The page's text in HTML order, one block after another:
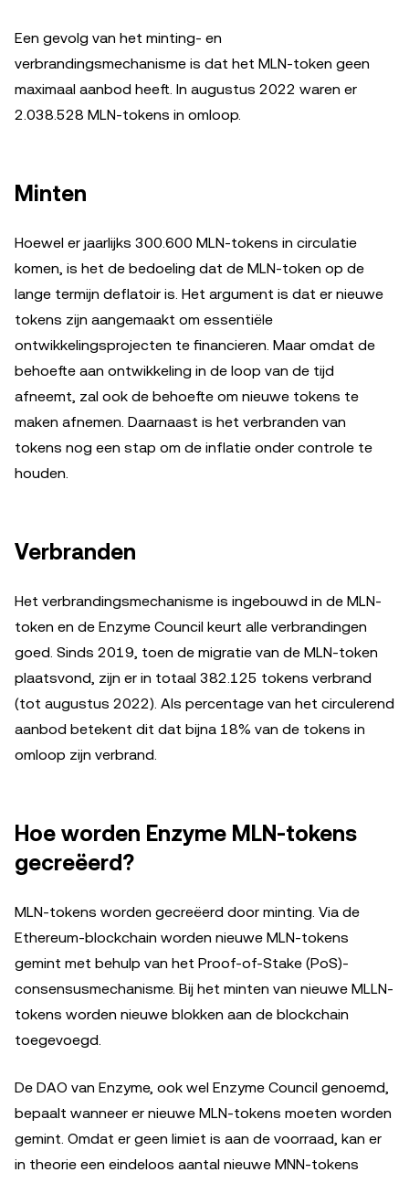
Een gevolg van het minting- en
verbrandingsmechanisme is dat het MLN-token geen
maximaal aanbod heeft. In augustus 2022 waren er
2.038.528 MLN-tokens in omloop.
Minten
Hoewel er jaarlijks 300.600 MLN-tokens in circulatie
komen, is het de bedoeling dat de MLN-token op de
lange termijn deflatoir is. Het argument is dat er nieuwe
tokens zijn aangemaakt om essentiële
ontwikkelingsprojecten te financieren. Maar omdat de
behoefte aan ontwikkeling in de loop van de tijd
afneemt, zal ook de behoefte om nieuwe tokens te
maken afnemen. Daarnaast is het verbranden van
tokens nog een stap om de inflatie onder controle te
houden.
Verbranden
Het verbrandingsmechanisme is ingebouwd in de MLN-
token en de Enzyme Council keurt alle verbrandingen
goed. Sinds 2019, toen de migratie van de MLN-token
plaatsvond, zijn er in totaal 382.125 tokens verbrand
(tot augustus 2022). Als percentage van het circulerend
aanbod betekent dit dat bijna 18% van de tokens in
omloop zijn verbrand.
Hoe worden Enzyme MLN-tokens
gecreëerd?
MLN-tokens worden gecreëerd door minting. Via de
Ethereum-blockchain worden nieuwe MLN-tokens
gemint met behulp van het Proof-of-Stake (PoS)-
consensusmechanisme. Bij het minten van nieuwe MLLN-
tokens worden nieuwe blokken aan de blockchain
toegevoegd.
De DAO van Enzyme, ook wel Enzyme Council genoemd,
bepaalt wanneer er nieuwe MLN-tokens moeten worden
gemint. Omdat er geen limiet is aan de voorraad, kan er
in theorie een eindeloos aantal nieuwe MNN-tokens